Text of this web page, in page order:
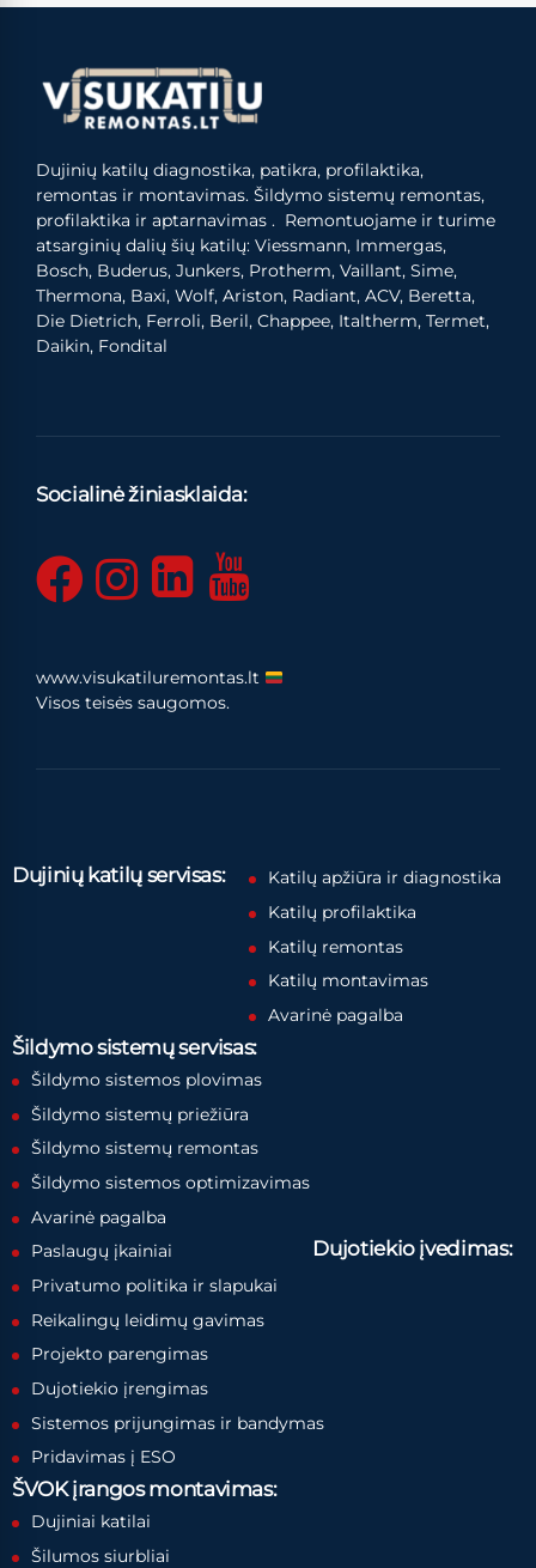
Dujinių katilų diagnostika, patikra, profilaktika,
remontas ir montavimas. Šildymo sistemų remontas,
profilaktika ir aptarnavimas . Remontuojame ir turime
atsarginių dalių šių katilų: Viessmann, Immergas,
Bosch, Buderus, Junkers, Protherm, Vaillant, Sime,
Thermona, Baxi, Wolf, Ariston, Radiant, ACV, Beretta,
Die Dietrich, Ferroli, Beril, Chappee, Italtherm, Termet,
Daikin, Fondital
Socialinė žiniasklaida:
www.visukatiluremontas.lt
Visos teisės saugomos.
Dujinių katilų servisas:
Katilų apžiūra ir diagnostika
Katilų profilaktika
Katilų remontas
Katilų montavimas
Avarinė pagalba
Šildymo sistemų servisas:
Šildymo sistemos plovimas
Šildymo sistemų priežiūra
Šildymo sistemų remontas
Šildymo sistemos optimizavimas
Avarinė pagalba
Paslaugų įkainiai
Privatumo politika ir slapukai
Dujotiekio įvedimas:
Reikalingų leidimų gavimas
Projekto parengimas
Dujotiekio įrengimas
Sistemos prijungimas ir bandymas
Pridavimas į ESO
ŠVOK įrangos montavimas:
Dujiniai katilai
Šilumos siurbliai